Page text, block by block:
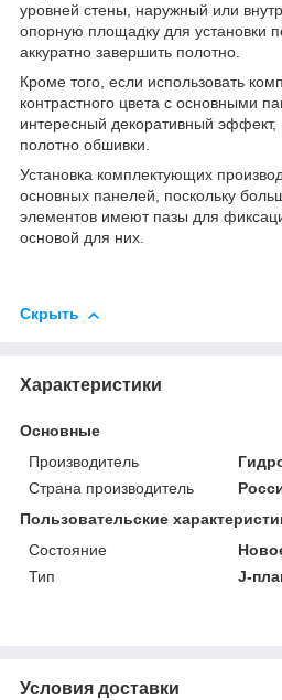
уровней стены, наружный или
опорную площадку для установки
аккуратно завершить полотно.
Кроме того, если использовать
контрастного цвета с основными
интересный декоративный эффект,
полотно обшивки.
Установка комплектующих
основных панелей, поскольку
элементов имеют пазы для
основой для них.
Скрыть
Характеристики
Основные
Производитель
Страна производитель
Пользовательские
Состояние
Тип
J-
Условия доставки